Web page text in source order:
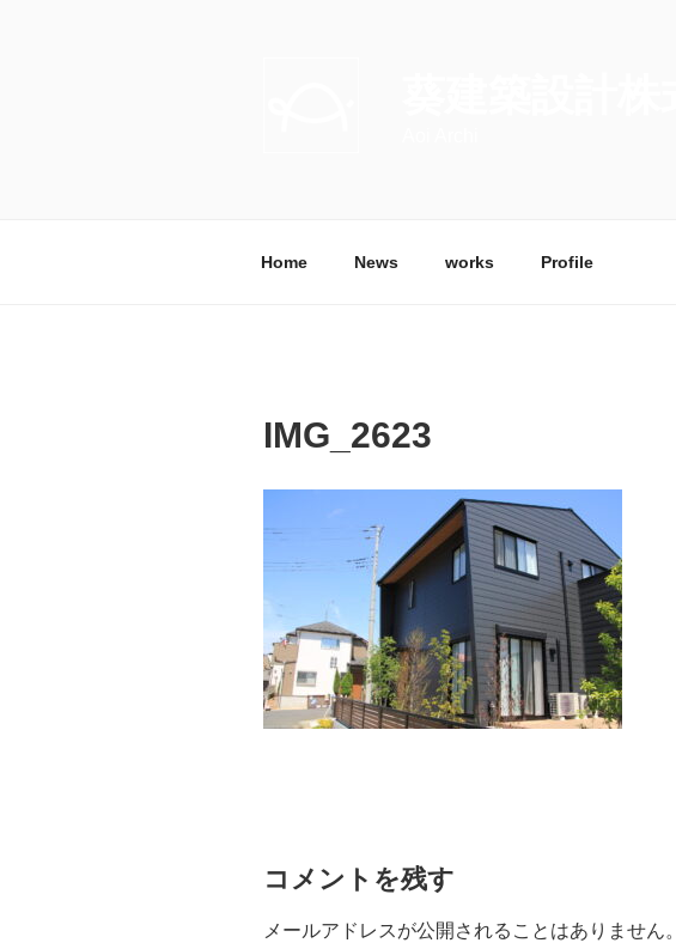
Home News works Profile
IMG_2623
コメントを残す
メールアドレスが公開されることはありません。